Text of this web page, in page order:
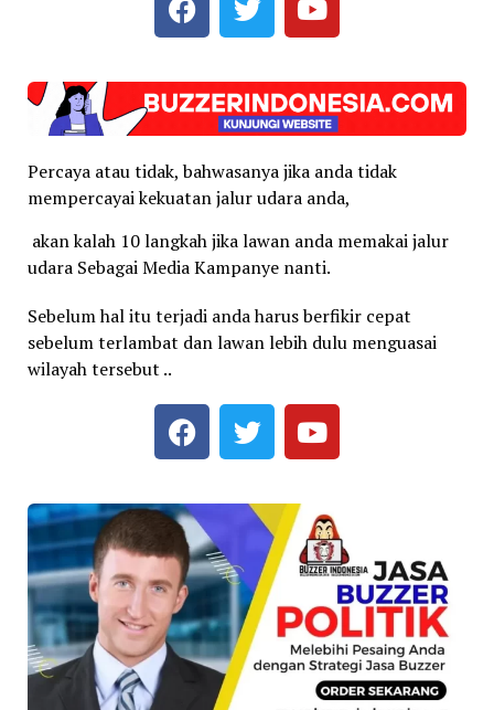
Percaya atau tidak, bahwasanya jika anda tidak
mempercayai kekuatan jalur udara anda,
akan kalah 10 langkah jika lawan anda memakai jalur
udara Sebagai Media Kampanye nanti.
Sebelum hal itu terjadi anda harus berfikir cepat
sebelum terlambat dan lawan lebih dulu menguasai
wilayah tersebut ..